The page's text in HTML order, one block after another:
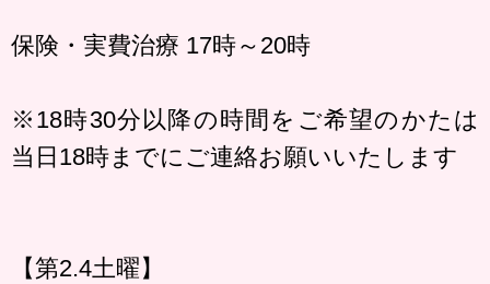
保険・実費治療 17時～20時
※18時30分以降の時間をご希望のかたは
当日18時までにご連絡お願いいたします
【第2.4土曜】